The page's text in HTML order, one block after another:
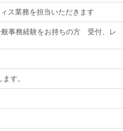
ス業務を担当いただきます
般事務経験をお持ちの方 受付、レ
す。